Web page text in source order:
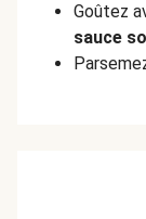
Goûtez
sauce